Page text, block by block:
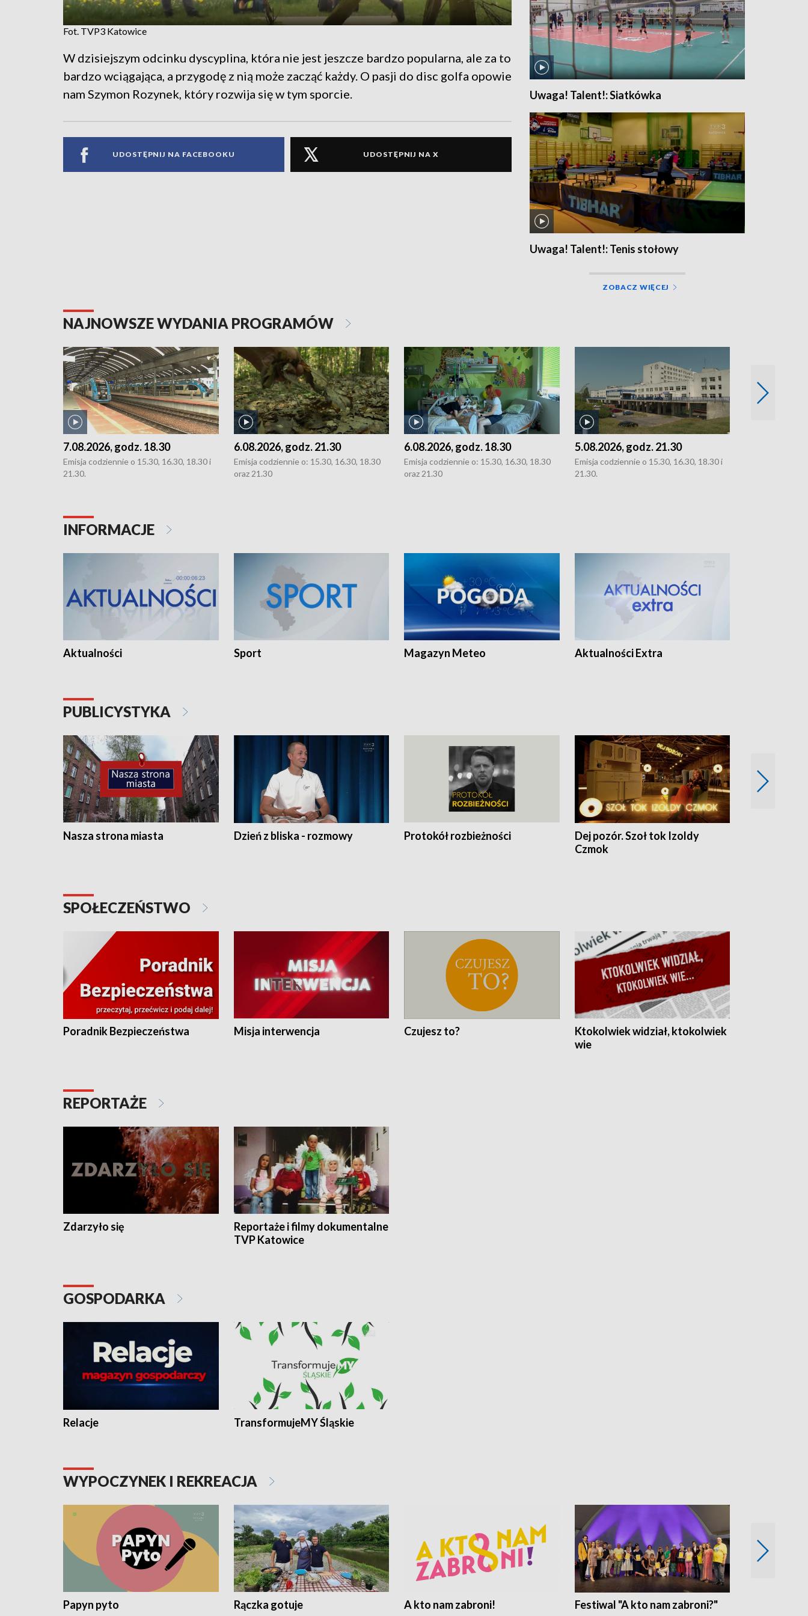
Fot. TVP3 Katowice
W dzisiejszym odcinku dyscyplina, która nie jest jeszcze bardzo popularna, ale za to
bardzo wciągająca, a przygodę z nią może zacząć każdy. O pasji do disc golfa opowie
nam Szymon Rozynek, który rozwija się w tym sporcie.
UDOSTĘPNIJ NA FACEBOOKU UDOSTĘPNIJ NA X
Uwaga! Talent!: Siatkówka
Uwaga! Talent!: Tenis stołowy
ZOBACZ WIĘCEJ
NAJNOWSZE WYDANIA PROGRAMÓW
7.08.2026, godz. 18.30
Emisja codziennie o 15.30, 16.30, 18.30 i
21.30.
6.08.2026, godz. 21.30
Emisja codziennie o: 15.30, 16.30, 18.30
oraz 21.30
6.08.2026, godz. 18.30
Emisja codziennie o: 15.30, 16.30, 18.30
oraz 21.30
5.08.2026, godz. 21.30
Emisja codziennie o 15.30, 16.30, 18.30 i
21.30.
INFORMACJE
Aktualności Sport Magazyn Meteo Aktualności Extra
PUBLICYSTYKA
Nasza strona miasta Dzień z bliska - rozmowy Protokół rozbieżności
Dej pozór. Szoł tok Izoldy
Czmok
SPOŁECZEŃSTWO
Poradnik Bezpieczeństwa Misja interwencja Czujesz to?
Ktokolwiek widział, ktokolwiek
wie
REPORTAŻE
Zdarzyło się
Reportaże i filmy dokumentalne
TVP Katowice
GOSPODARKA
Relacje TransformujeMY Śląskie
WYPOCZYNEK I REKREACJA
Papyn pyto Rączka gotuje A kto nam zabroni! Festiwal "A kto nam zabroni?"